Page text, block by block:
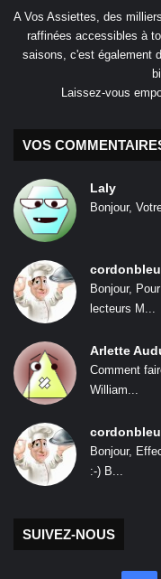
A Vos Assiettes, des
raffinées accessibles à
saisons, c'est également
Laissez-vous
VOS
Laly
Bonjour,
Bonjour,
lecteurs M...
Arlette
Comment
William...
Bonjour,
:-) B...
SUIVEZ-NOUS